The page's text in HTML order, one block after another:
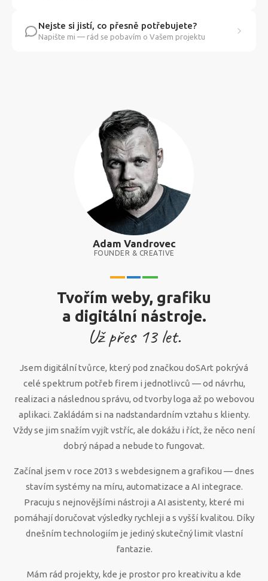
Nejste si jistí, co přesně potřebujete?
Napište mi — rád se pobavím o Vašem projektu
Adam Vandrovec
FOUNDER & CREATIVE
Tvořím weby, grafiku
a digitální nástroje.
Už přes 13let.
Jsem digitální tvůrce, který pod značkou doSArt pokrývá
celé spektrum potřeb firem i jednotlivců — od návrhu,
realizaci a následnou správu, od tvorby loga až po webovou
aplikaci. Zakládám si na nadstandardním vztahu s klienty.
Vždy se jim snažím vyjít vstříc, ale dokážu i říct, že něco není
dobrý nápad a nebude to fungovat.
Začínal jsem v roce 2013 s webdesignem a grafikou — dnes
stavím systémy na míru, automatizace a AI integrace.
Pracuju s nejnovějšími nástroji a AI asistenty, které mi
pomáhají doručovat výsledky rychleji a s vyšší kvalitou. Díky
dnešním technologiím je jediný skutečný limit vlastní
fantazie.
Mám rád projekty, kde je prostor pro kreativitu a kde